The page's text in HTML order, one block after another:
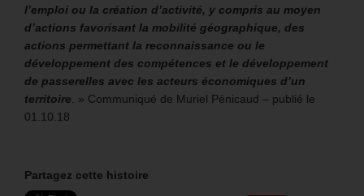
l’emploi ou la création d’activité, y compris au moyen
d’actions favorisant la mobilité géographique, des
actions permettant la reconnaissance ou le
développement des compétences et le développement
de passerelles avec les acteurs économiques d’un
territoire. » Communiqué de Muriel Pénicaud – publié le
01.10.18
Partagez cette histoire